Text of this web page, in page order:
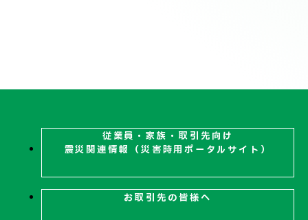
採用情報従業員・家族・取引先向け
震災関連情報（災害時用ポータルサイト）
お取引先の皆様へ